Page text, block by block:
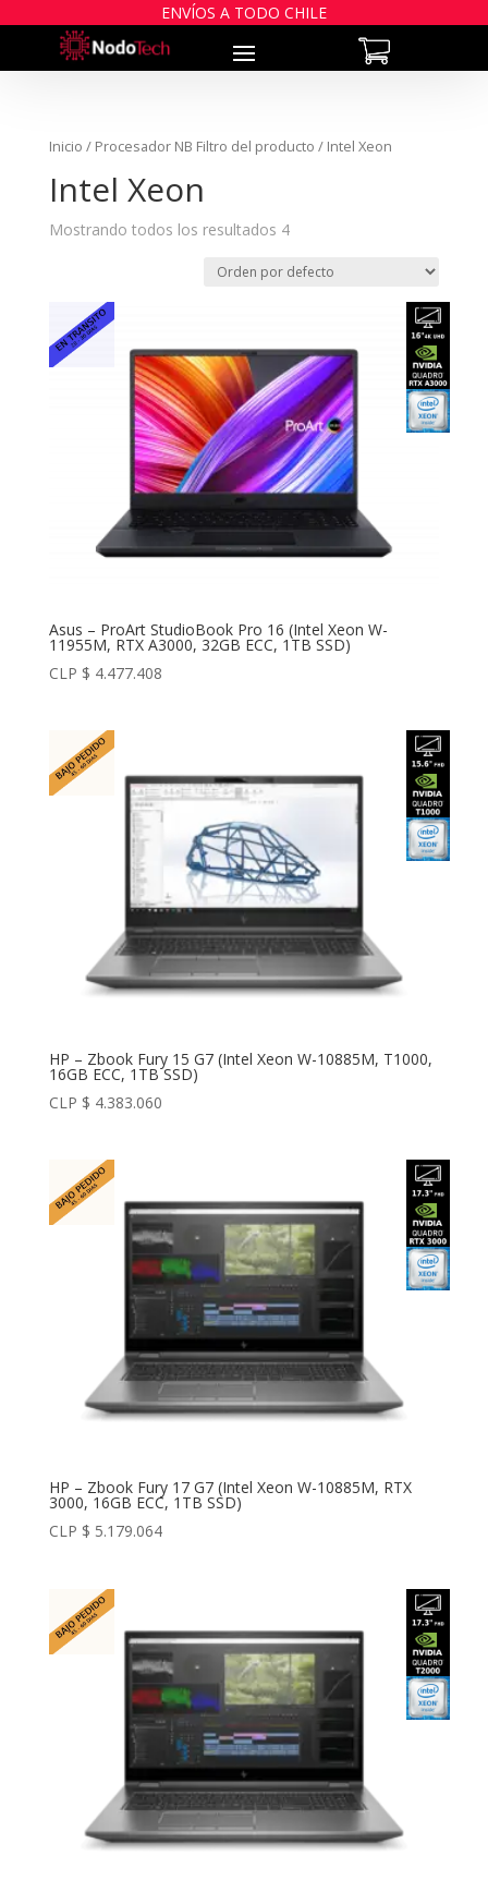
ENVÍOS A TODO CHILE
Inicio / Procesador NB Filtro del producto / Intel Xeon
Intel Xeon
Mostrando todos los resultados 4
Asus – ProArt StudioBook Pro 16 (Intel Xeon W-
11955M, RTX A3000, 32GB ECC, 1TB SSD)
CLP $ 4.477.408
HP – Zbook Fury 15 G7 (Intel Xeon W-10885M, T1000,
16GB ECC, 1TB SSD)
CLP $ 4.383.060
HP – Zbook Fury 17 G7 (Intel Xeon W-10885M, RTX
3000, 16GB ECC, 1TB SSD)
CLP $ 5.179.064